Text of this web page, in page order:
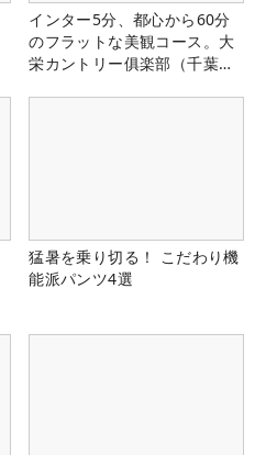
インター5分、都心から60分
のフラットな美観コース。大
栄カントリー俱楽部（千葉
猛暑を乗り切る！ こだわり機
能派パンツ4選